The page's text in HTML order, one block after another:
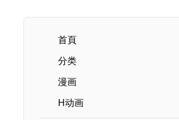
首頁
分类
漫画
H动画